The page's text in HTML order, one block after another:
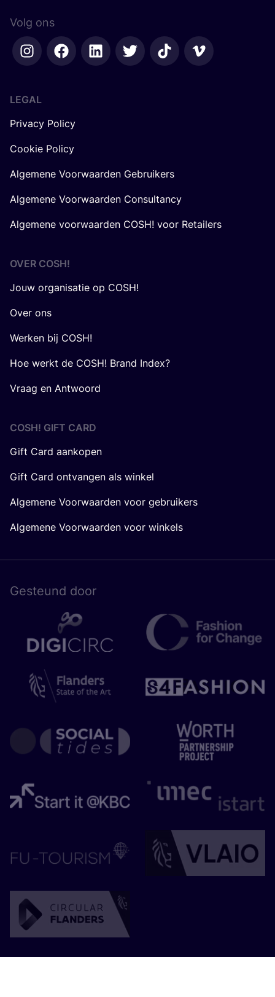
Volg ons
LEGAL
Privacy Policy
Cookie Policy
Algemene Voorwaarden Gebruikers
Algemene Voorwaarden Consultancy
Algemene voorwaarden COSH! voor Retailers
OVER COSH!
Jouw organisatie op COSH!
Over ons
Werken bij COSH!
Hoe werkt de COSH! Brand Index?
Vraag en Antwoord
COSH! GIFT CARD
Gift Card aankopen
Gift Card ontvangen als winkel
Algemene Voorwaarden voor gebruikers
Algemene Voorwaarden voor winkels
Gesteund door